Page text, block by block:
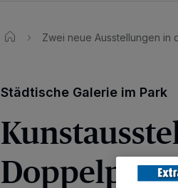
Zwei neue Ausstellungen in
Städtische Galerie im Park
Doppelpack